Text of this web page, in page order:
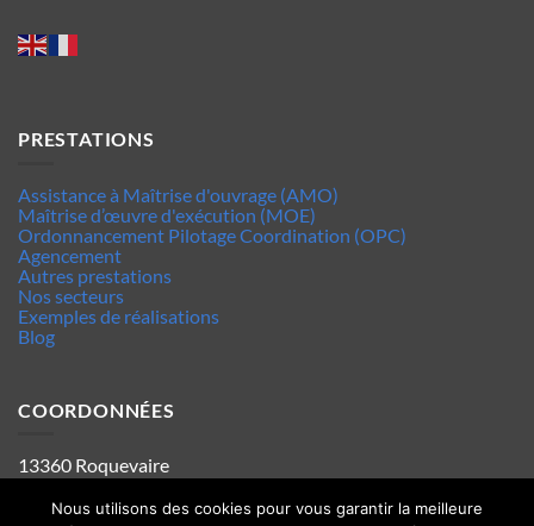
PRESTATIONS
Assistance à Maîtrise d'ouvrage (AMO)
Maîtrise d’œuvre d'exécution (MOE)
Ordonnancement Pilotage Coordination (OPC)
Agencement
Autres prestations
Nos secteurs
Exemples de réalisations
Blog
COORDONNÉES
13360 Roquevaire
Tel : 06.63.70.62.44
Mentions legales
Nous utilisons des cookies pour vous garantir la meilleure